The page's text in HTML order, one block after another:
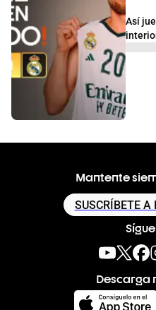
Así
Mantente
SUSCRÍBETE A
Descarga